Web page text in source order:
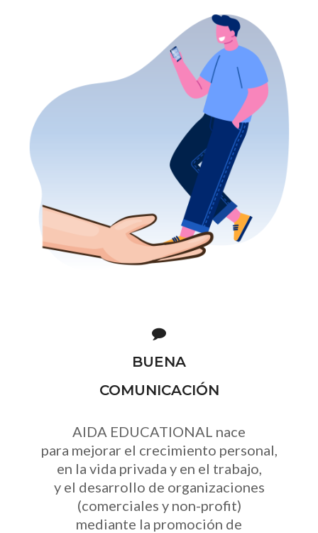
BUENA
COMUNICACIÓN
AIDA EDUCATIONAL nace
para mejorar el crecimiento personal,
en la vida privada y en el trabajo,
y el desarrollo de organizaciones
(comerciales y non-profit)
mediante la promoción de